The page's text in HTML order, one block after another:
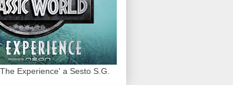
Experience' a Sesto S.G.